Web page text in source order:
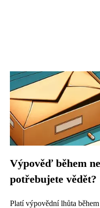
Výpověď během
potřebujete vědět?
Platí výpovědní lhůta